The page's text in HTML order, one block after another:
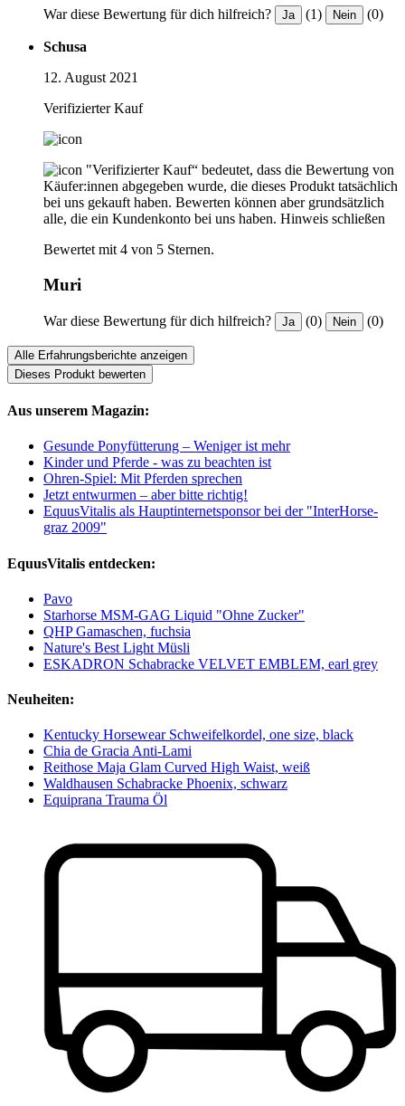
War diese Bewertung für dich hilfreich? Ja (1) Nein (0)
Schusa
12. August 2021
Verifizierter Kauf
"Verifizierter Kauf“ bedeutet, dass die Bewertung von
Käufer:innen abgegeben wurde, die dieses Produkt tatsächlich
bei uns gekauft haben. Bewerten können aber grundsätzlich
alle, die ein Kundenkonto bei uns haben. Hinweis schließen
Bewertet mit 4 von 5 Sternen.
Muri
War diese Bewertung für dich hilfreich? Ja (0) Nein (0)
Alle Erfahrungsberichte anzeigen
Dieses Produkt bewerten
Aus unserem Magazin:
Gesunde Ponyfütterung – Weniger ist mehr
Kinder und Pferde - was zu beachten ist
Ohren-Spiel: Mit Pferden sprechen
Jetzt entwurmen – aber bitte richtig!
EquusVitalis als Hauptinternetsponsor bei der "InterHorse-
graz 2009"
EquusVitalis entdecken:
Pavo
Starhorse MSM-GAG Liquid "Ohne Zucker"
QHP Gamaschen, fuchsia
Nature's Best Light Müsli
ESKADRON Schabracke VELVET EMBLEM, earl grey
Neuheiten:
Kentucky Horsewear Schweifelkordel, one size, black
Chia de Gracia Anti-Lami
Reithose Maja Glam Curved High Waist, weiß
Waldhausen Schabracke Phoenix, schwarz
Equiprana Trauma Öl